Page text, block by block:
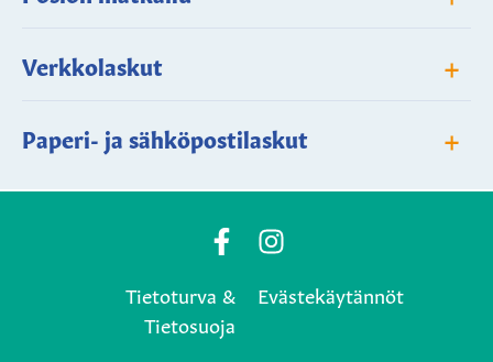
Verkkolaskut +
Paperi- ja sähköpostilaskut +
Posio
Facebook
page
Posio
Instagram
Tietoturva &
Tietosuoja
Evästekäytännöt